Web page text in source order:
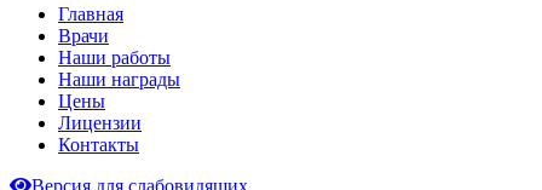
Главная
Врачи
Наши работы
Наши награды
Цены
Лицензии
Контакты
Версия для слабовидящих